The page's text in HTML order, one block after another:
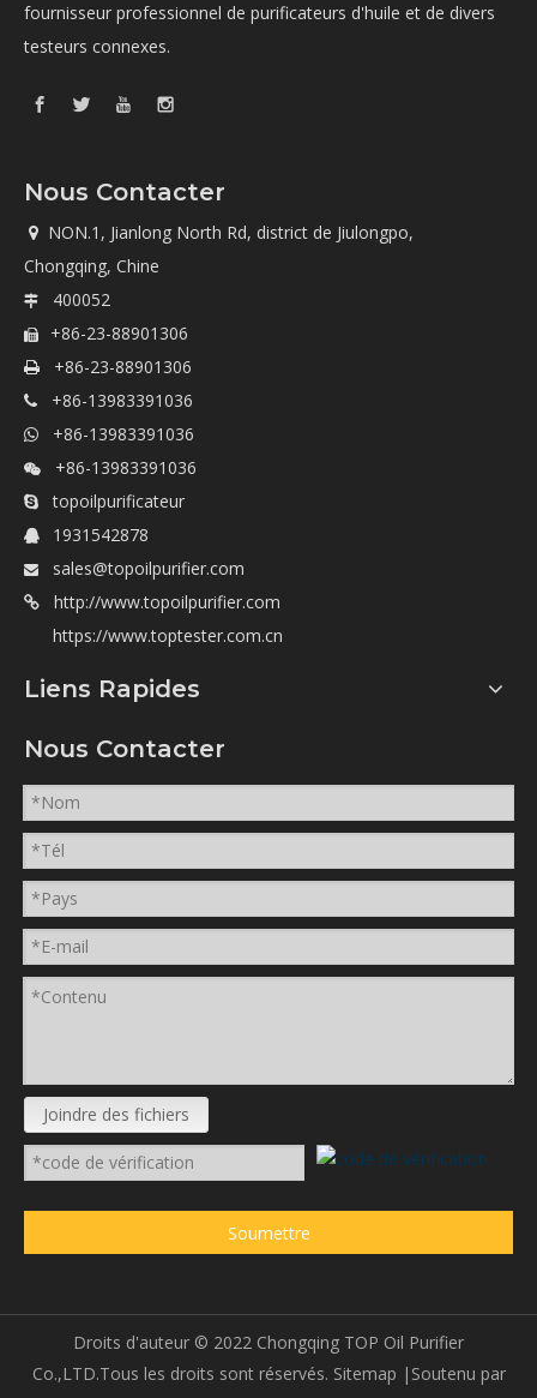
fournisseur professionnel de purificateurs d'huile et de divers
testeurs connexes.
Nous Contacter

NON.1, Jianlong North Rd, district de Jiulongpo,
Chongqing, Chine
 400052
 +86-23-88901306
 +86-23-88901306
 +86-13983391036
 +86-13983391036
 +86-13983391036
 topoilpurificateur
 1931542878
 sales@topoilpurifier.com

http://www.topoilpurifier.com
https://www.toptester.com.cn
Liens Rapides
Nous Contacter
Joindre des fichiers
Soumettre
Droits d'auteur © 2022 Chongqing TOP Oil Purifier
Co.,LTD.Tous les droits sont réservés. Sitemap |Soutenu par